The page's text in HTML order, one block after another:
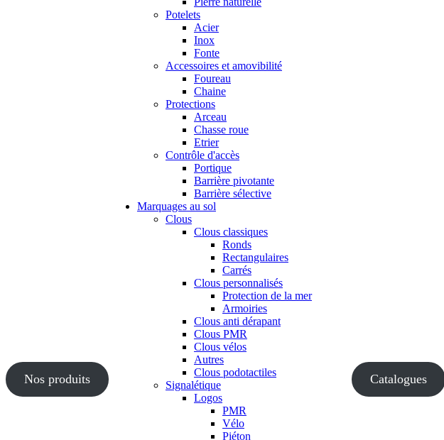
Nos produits
Potelets
Acier
Inox
Fonte
Accessoires et amovibilité
Foureau
Chaine
Protections
Arceau
Chasse roue
Etrier
Contrôle d'accès
Portique
Barrière pivotante
Barrière sélective
Marquages au sol
Clous
Clous classiques
Ronds
Rectangulaires
Carrés
Clous personnalisés
Protection de la mer
Armoiries
Clous anti dérapant
Clous PMR
Clous vélos
Autres
Clous podotactiles
Signalétique
Logos
PMR
Vélo
Piéton
Catalogues